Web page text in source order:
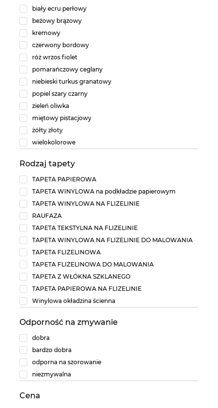
biały ecru perłowy
beżowy brązowy
kremowy
czerwony bordowy
róż wrzos fiolet
pomarańczowy ceglany
niebieski turkus granatowy
popiel szary czarny
zieleń oliwka
miętowy pistacjowy
żółty złoty
wielokolorowe
Rodzaj tapety
TAPETA PAPIEROWA
TAPETA WINYLOWA na podkładzie papierowym
TAPETA WINYLOWA NA FLIZELINIE
RAUFAZA
TAPETA TEKSTYLNA NA FLIZELINIE
TAPETA WINYLOWA NA FLIZELINIE DO MALOWANIA
TAPETA FLIZELINOWA
TAPETA FLIZELINOWA DO MALOWANIA
TAPETA Z WŁÓKNA SZKLANEGO
TAPETA PAPIEROWA NA FLIZELINIE
Winylowa okładzina ścienna
Odporność na zmywanie
dobra
bardzo dobra
odporna na szorowanie
niezmywalna
Cena